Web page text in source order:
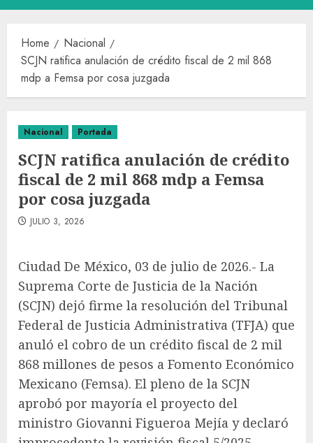
Home
Nacional
SCJN ratifica anulación de crédito fiscal de 2 mil 868
mdp a Femsa por cosa juzgada
Nacional Portada
SCJN ratifica anulación de crédito
fiscal de 2 mil 868 mdp a Femsa
por cosa juzgada
JULIO 3, 2026
Ciudad De México, 03 de julio de 2026.- La
Suprema Corte de Justicia de la Nación
(SCJN) dejó firme la resolución del Tribunal
Federal de Justicia Administrativa (TFJA) que
anuló el cobro de un crédito fiscal de 2 mil
868 millones de pesos a Fomento Económico
Mexicano (Femsa). El pleno de la SCJN
aprobó por mayoría el proyecto del
ministro Giovanni Figueroa Mejía y declaró